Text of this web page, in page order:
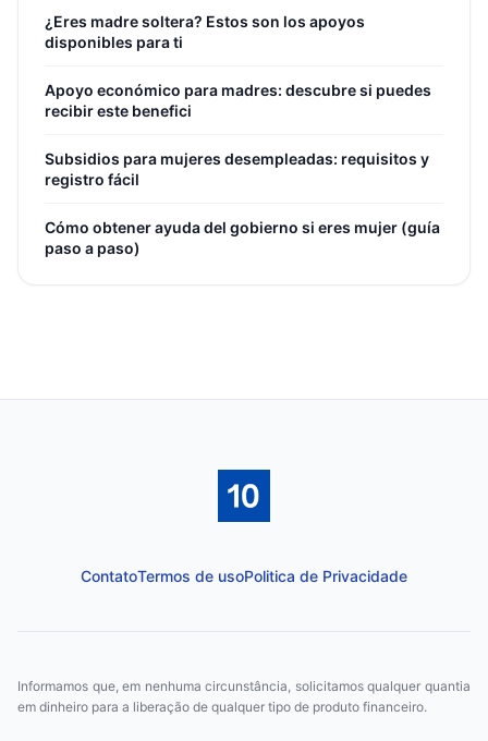
¿Eres madre soltera? Estos son los apoyos
disponibles para ti
Apoyo económico para madres: descubre si puedes
recibir este benefici
Subsidios para mujeres desempleadas: requisitos y
registro fácil
Cómo obtener ayuda del gobierno si eres mujer (guía
paso a paso)
ContatoTermos de usoPolitica de Privacidade
Informamos que, em nenhuma circunstância, solicitamos qualquer quantia
em dinheiro para a liberação de qualquer tipo de produto financeiro.